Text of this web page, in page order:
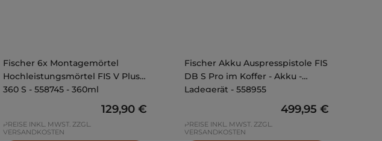
Fischer 6x Montagemörtel
Hochleistungsmörtel FIS V Plus
360 S - 558745 - 360ml
Regulärer Preis:
129,90 €
PREISE INKL. MWST. ZZGL.
VERSANDKOSTEN
Fischer Akku Auspresspistole FIS
DB S Pro im Koffer - Akku -
Ladegerät - 558955
Regulärer Preis:
499,95 €
PREISE INKL. MWST. ZZGL.
VERSANDKOSTEN